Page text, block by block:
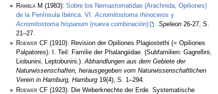
Rambla M (1983): Sobre los Nemastomatidae (Arachnida, Opiliones)
de la Península Ibérica. VI.Acromitostoma rhinoceros y
Acromitostoma hispanum (nueva combinación) . Speleon 26-27, S.
21–27.
Roewer CF (1910): Revision der Opiliones Plagiostethi (= Opiliones
Palpatores). I. Teil: Familie der Phalangiidae. (Subfamilien: Gagrellini,
Liobunini, Leptobunini.).Abhandlungen aus dem Gebiete der
Naturwissenschaften, herausgegeben vom Naturwissenschaftlichen
Verein in Hamburg, Hamburg 19(4), S. 1–294.
Roewer CF (1923): Die Weberknechte der Erde. Systematische